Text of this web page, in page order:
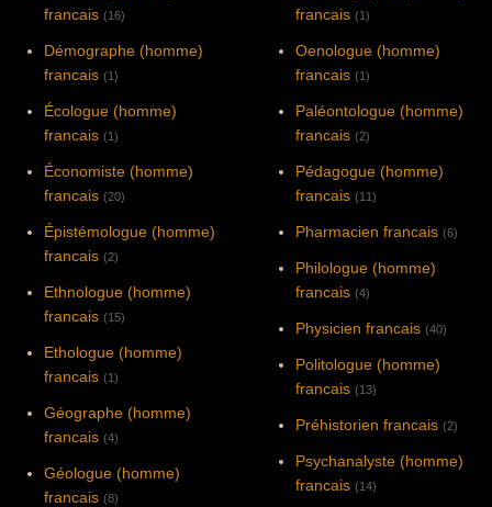
francais (16)
Démographe (homme)
francais (1)
Écologue (homme)
francais (1)
Économiste (homme)
francais (20)
Épistémologue (homme)
francais (2)
Ethnologue (homme)
francais (15)
Ethologue (homme)
francais (1)
Géographe (homme)
francais (4)
Géologue (homme)
francais (8)
francais (1)
Oenologue (homme)
francais (1)
Paléontologue (homme)
francais (2)
Pédagogue (homme)
francais (11)
Pharmacien francais (6)
Philologue (homme)
francais (4)
Physicien francais (40)
Politologue (homme)
francais (13)
Préhistorien francais (2)
Psychanalyste (homme)
francais (14)